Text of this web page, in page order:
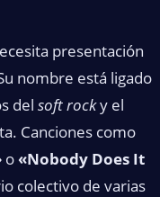
presentación
nombre está ligado
del soft rocky el
Canciones como
o «Nobody Does It
colectivo de varias